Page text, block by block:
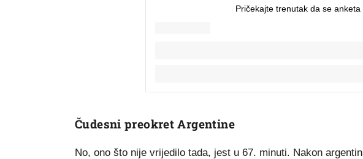
Čudesni preokret Argentine
No, ono što nije vrijedilo tada, jest u 67. minuti. Nakon